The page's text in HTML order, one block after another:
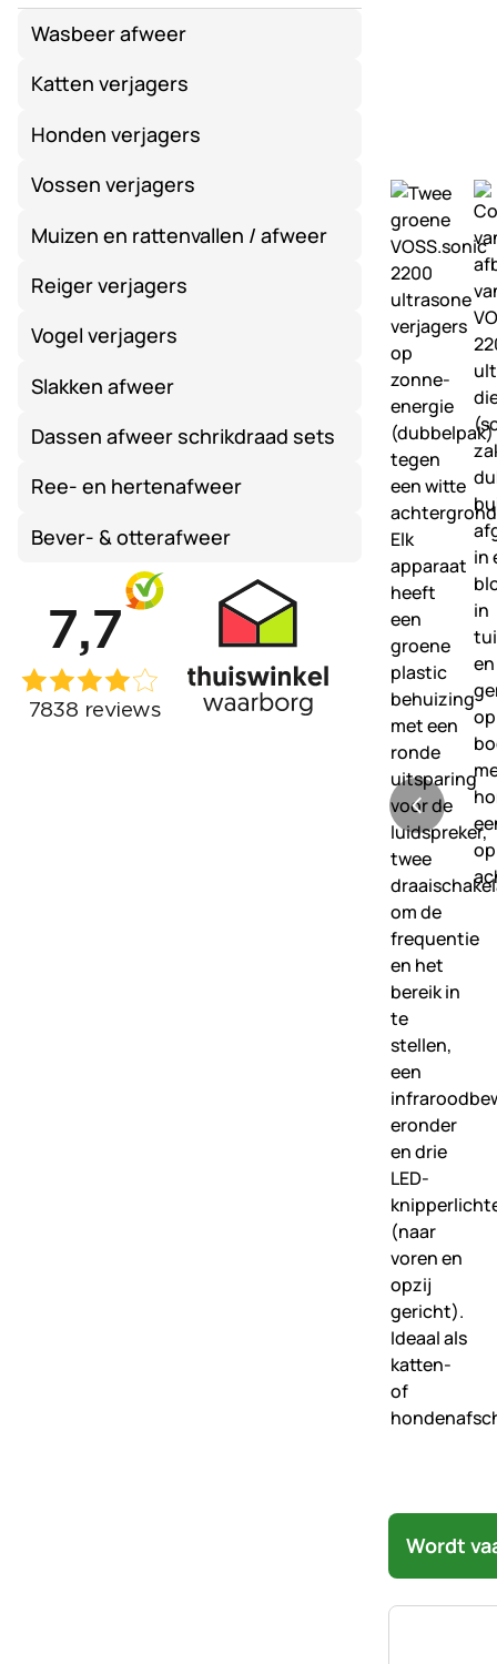
Wasbeer afweer
Katten verjagers
Honden verjagers
Vossen verjagers
Muizen en rattenvallen / afweer
Reiger verjagers
Vogel verjagers
Slakken afweer
Dassen afweer schrikdraad sets
Ree- en hertenafweer
Bever- & otterafweer
Wordt